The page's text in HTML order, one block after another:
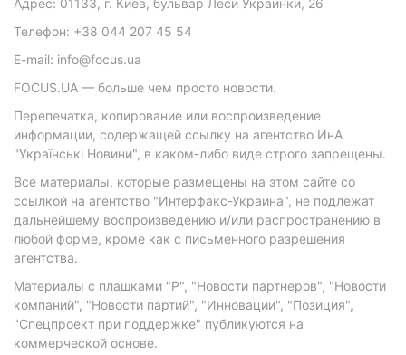
Адрес: 01133, г. Киев, бульвар Леси Украинки, 26
Телефон: +38 044 207 45 54
E-mail: info@focus.ua
FOCUS.UA — больше чем просто новости.
Перепечатка, копирование или воспроизведение
информации, содержащей ссылку на агентство ИнА
"Українські Новини", в каком-либо виде строго запрещены.
Все материалы, которые размещены на этом сайте со
ссылкой на агентство "Интерфакс-Украина", не подлежат
дальнейшему воспроизведению и/или распространению в
любой форме, кроме как с письменного разрешения
агентства.
Материалы с плашками "Р", "Новости партнеров", "Новости
компаний", "Новости партий", "Инновации", "Позиция",
"Спецпроект при поддержке" публикуются на
коммерческой основе.